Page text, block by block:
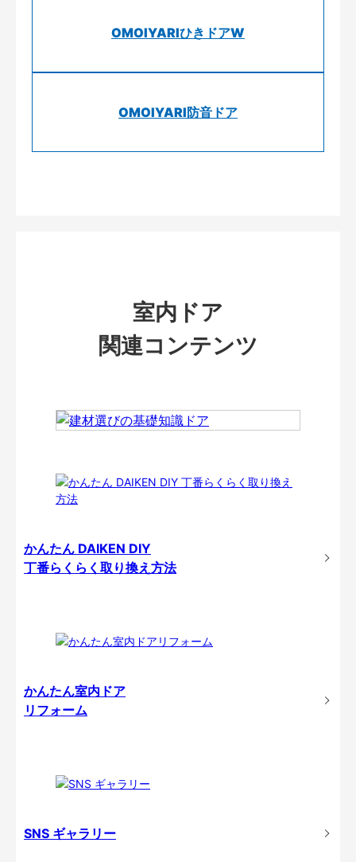
OMOIYARIひきドアW
OMOIYARI防音ドア
室内ドア
関連コンテンツ
かんたん DAIKEN DIY
丁番らくらく取り換え方法
かんたん室内ドア
リフォーム
SNS ギャラリー